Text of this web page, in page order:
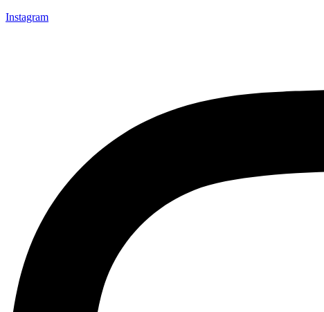
Instagram